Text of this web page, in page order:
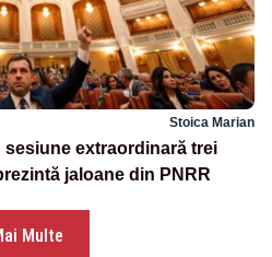
Stoica Marian
sesiune extraordinară trei
jaloane din PNRR
Multe